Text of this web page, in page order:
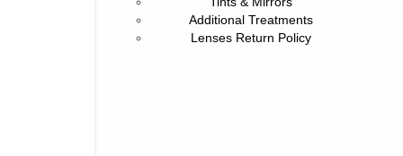
Additional Treatments
Lenses Return Policy